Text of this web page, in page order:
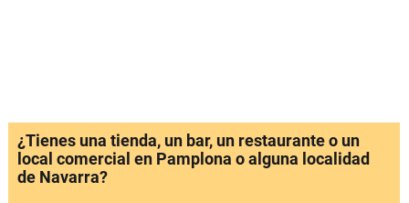
¿Tienes una tienda, un bar, un restaurante o un
local comercial en Pamplona o alguna localidad
de Navarra?